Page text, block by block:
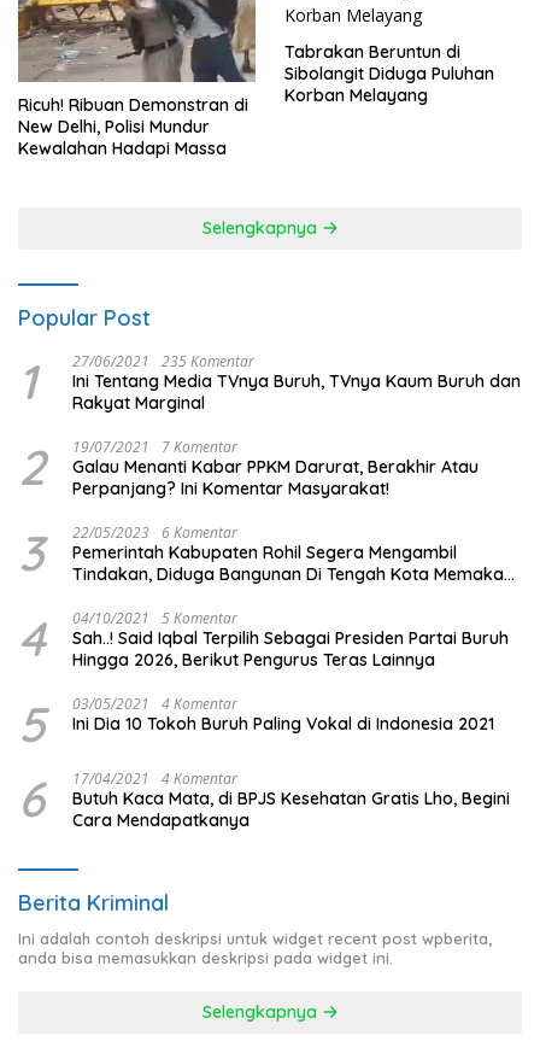
Ricuh! Ribuan Demonstran di
New Delhi, Polisi Mundur
Kewalahan Hadapi Massa
Tabrakan Beruntun di
Sibolangit Diduga Puluhan
Korban Melayang
Selengkapnya
Popular Post
1 27/06/2021 235 Komentar
Ini Tentang Media TVnya Buruh, TVnya Kaum Buruh dan
Rakyat Marginal
2 19/07/2021 7 Komentar
Galau Menanti Kabar PPKM Darurat, Berakhir Atau
Perpanjang? Ini Komentar Masyarakat!
3 22/05/2023 6 Komentar
Pemerintah Kabupaten Rohil Segera Mengambil
Tindakan, Diduga Bangunan Di Tengah Kota Memakan
4 04/10/2021 5 Komentar
Sah..! Said Iqbal Terpilih Sebagai Presiden Partai Buruh
Hingga 2026, Berikut Pengurus Teras Lainnya
5 03/05/2021 4 Komentar
Ini Dia 10 Tokoh Buruh Paling Vokal di Indonesia 2021
6 17/04/2021 4 Komentar
Butuh Kaca Mata, di BPJS Kesehatan Gratis Lho, Begini
Cara Mendapatkanya
Berita Kriminal
Ini adalah contoh deskripsi untuk widget recent post wpberita,
anda bisa memasukkan deskripsi pada widget ini.
Selengkapnya